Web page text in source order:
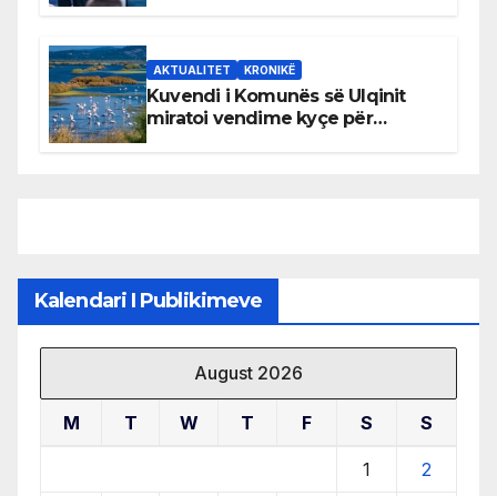
AKTUALITET KRONIKË
Kuvendi i Komunës së Ulqinit
miratoi vendime kyçe për
Kalendari I Publikimeve
August 2026
M T W T F S S
1 2